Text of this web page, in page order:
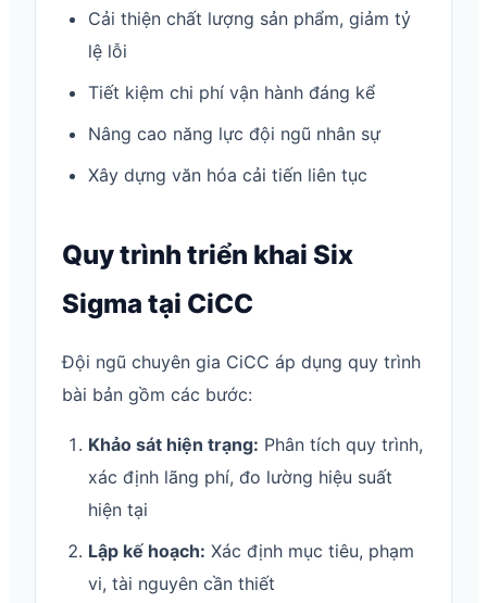
Cải thiện chất lượng sản phẩm, giảm tỷ
lệ lỗi
Tiết kiệm chi phí vận hành đáng kể
Nâng cao năng lực đội ngũ nhân sự
Xây dựng văn hóa cải tiến liên tục
Quy trình triển khai Six
Sigma tại CiCC
Đội ngũ chuyên gia CiCC áp dụng quy trình
bài bản gồm các bước:
Khảo sát hiện trạng: Phân tích quy trình,
xác định lãng phí, đo lường hiệu suất
hiện tại
Lập kế hoạch: Xác định mục tiêu, phạm
vi, tài nguyên cần thiết